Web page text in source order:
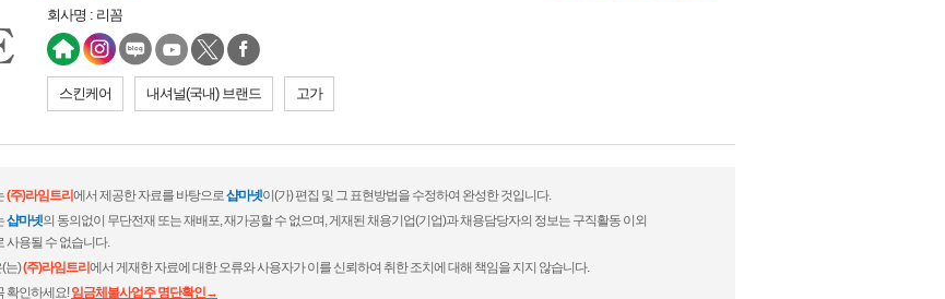
회사명 : 리꼼
스킨케어 내셔널(국내) 브랜드 고가
(주)라임트리에서 제공한 자료를 바탕으로샵마넷이(가) 편집 및 그 표현방법을 수정하여 완성한 것입니다.
샵마넷의 동의없이 무단전재 또는 재배포, 재가공할 수 없으며, 게재된 채용기업(기업)과 채용담당자의 정보는 구직활동 이외
사용될 수 없습니다.
(는)(주)라임트리에서 게재한 자료에 대한 오류와 사용자가 이를 신뢰하여 취한 조치에 대해 책임을 지지 않습니다.
확인하세요!임금체불사업주 명단확인→